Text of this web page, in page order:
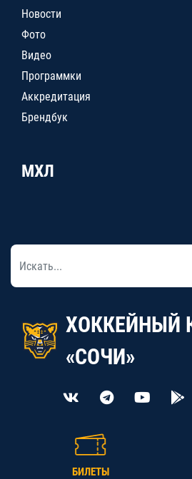
Новости
Фото
Видео
Программки
Аккредитация
Брендбук
МХЛ
ХОККЕЙНЫЙ
«СОЧИ»
БИЛЕТЫ